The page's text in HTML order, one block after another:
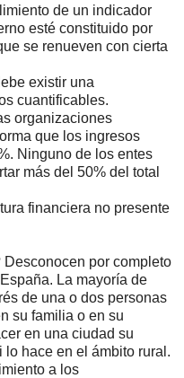
de un indicador
esté constituido por
se renueven con cierta
existir una
cuantificables.
organizaciones
que los ingresos
Ninguno de los entes
más del 50% del total
financiera no presente
por completo
La mayoría de
de una o dos personas
su familia o en su
en una ciudad su
hace en el ámbito rural.
a los